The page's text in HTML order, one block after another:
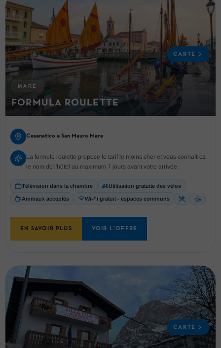
MARE
FORMULA ROULETTE
CARTE
Cesenatico e San Mauro Mare
La formule roulette propose le tarif le moins cher et vous connaîtrez
le nom de l'hôtel au maximum 7 jours avant votre arrivée.
Télévision dans la chambre Utilisation gratuite des vélos
Animaux acceptés Wi-Fi gratuit - espaces communs
EN SAVOIR PLUS VOIR L'OFFRE
CARTE